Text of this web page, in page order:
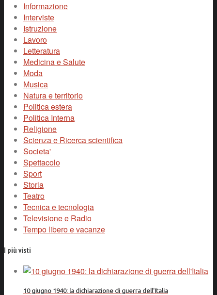
Informazione
Interviste
Istruzione
Lavoro
Letteratura
Medicina e Salute
Moda
Musica
Natura e territorio
Politica estera
Politica Interna
Religione
Scienza e Ricerca scientifica
Societa'
Spettacolo
Sport
Storia
Teatro
Tecnica e tecnologia
Televisione e Radio
Tempo libero e vacanze
I più visti
10 giugno 1940: la dichiarazione di guerra dell'Italia